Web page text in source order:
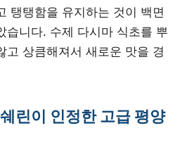
탱탱함을 유지하는 것이 백면
습니다. 수제 다시마 식초를 뿌
고 상큼해져서 새로운 맛을 경
린이 인정한 고급 평양